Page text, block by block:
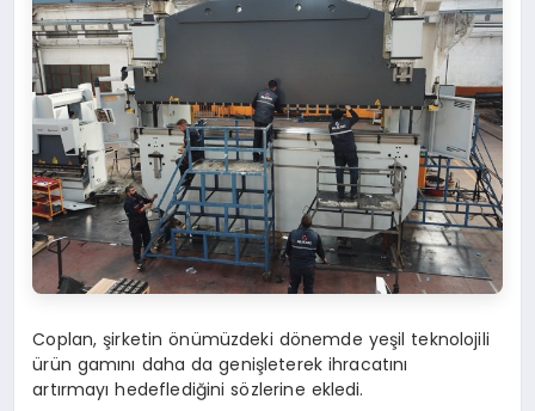
Coplan, şirketin önümüzdeki dönemde yeşil teknolojili
ürün gamını daha da genişleterek ihracatını
artırmayı hedeflediğini sözlerine ekledi.